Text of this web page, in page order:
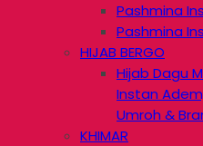
Pashmina
Pashmina
HIJAB BERGO
Hijab Dagu
Instan
Umroh &
KHIMAR